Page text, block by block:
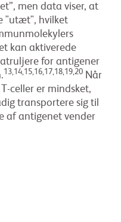
men data viser, at
"utæt", hvilket
kan aktiverede
for antigener
13,14,15,16,17,18,19,20 Når
celler er mindsket,
transportere sig til
af antigenet vender